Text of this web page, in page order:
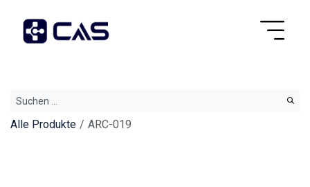
Alle Produkte ARC-019